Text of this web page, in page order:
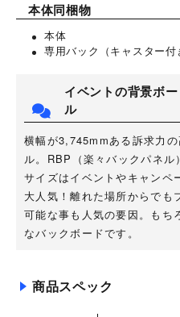
イベントの背景ボ
ル
横幅が3,745mmある訴求力
ル。RBP（楽々バックパネ
サイズはイベントやキャンペ
大人気！離れた場所からでも
可能な事も人気の要因。もち
なバックボードです。
商品スペック
本体同梱物
本体
専用バック（キャスター付